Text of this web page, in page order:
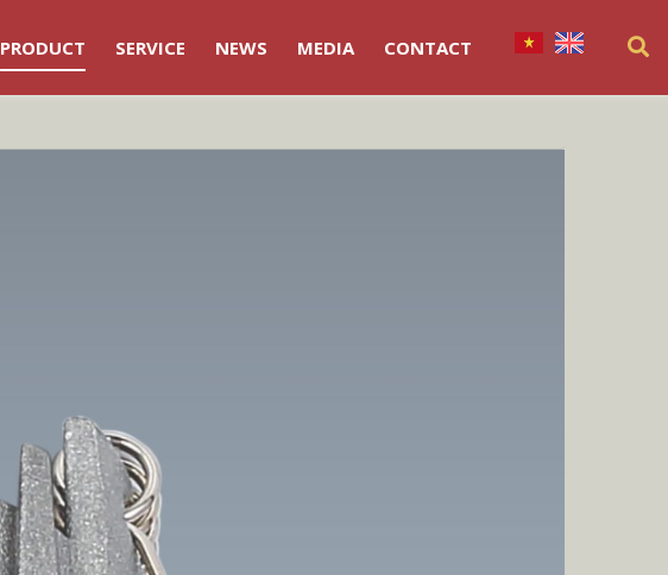
PRODUCT SERVICE NEWS MEDIA CONTACT